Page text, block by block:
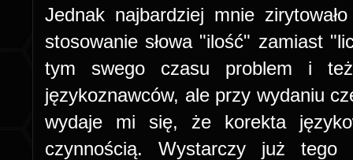
Jednak najbardziej mnie
stosowanie słowa "ilość" zamiast
tym swego czasu problem i
językoznawców, ale przy wydaniu
wydaje mi się, że korekta
czynnością. Wystarczy już